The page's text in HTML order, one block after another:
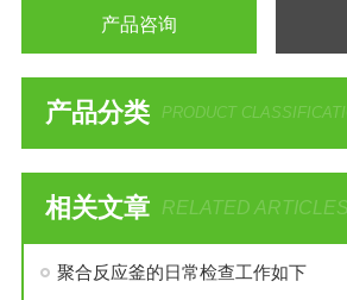
产品咨询
产品分类 PRODUCT
相关文章 RELATED ARTICLES
聚合反应釜的日常检查工作如下